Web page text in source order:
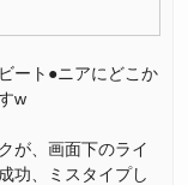
ート●ニアにどこか
w
が、画面下のライ
功、ミスタイプし